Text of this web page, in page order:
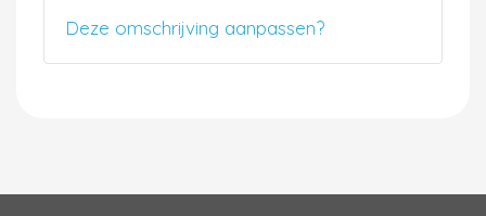
Deze omschrijving aanpassen?